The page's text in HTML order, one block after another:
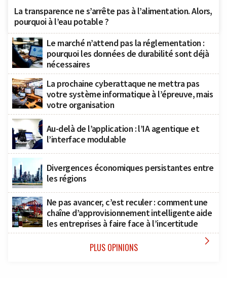
La transparence ne s’arrête pas à l’alimentation. Alors,
pourquoi à l’eau potable ?
Le marché n’attend pas la réglementation :
pourquoi les données de durabilité sont déjà
nécessaires
La prochaine cyberattaque ne mettra pas
votre système informatique à l’épreuve, mais
votre organisation
Au-delà de l’application : l’IA agentique et
l’interface modulable
Divergences économiques persistantes entre
les régions
Ne pas avancer, c’est reculer : comment une
chaîne d’approvisionnement intelligente aide
les entreprises à faire face à l’incertitude
PLUS OPINIONS 